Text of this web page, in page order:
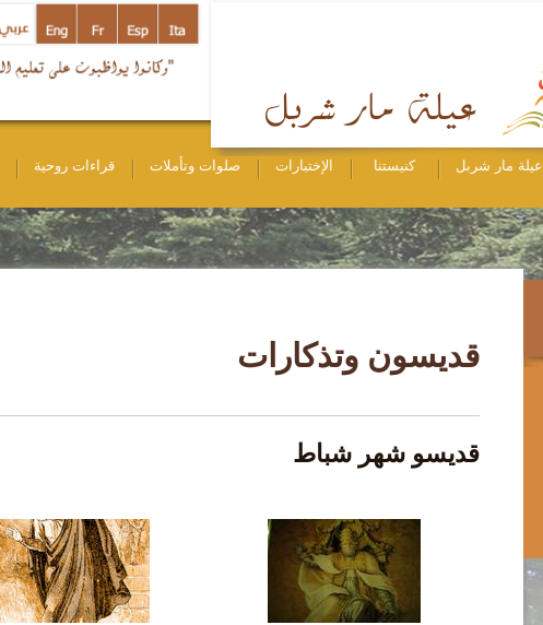
عيلة مار شربل كنيستنا الإختبارات صلوات وتأملات قراءات روحية
قديسون وتذكارات
قديسو شهر شباط